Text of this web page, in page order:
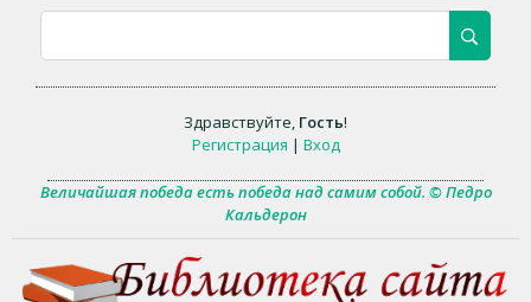
Здравствуйте, Гость!
Регистрация | Вход
Величайшая победа есть победа над самим собой. © Педро
Кальдерон